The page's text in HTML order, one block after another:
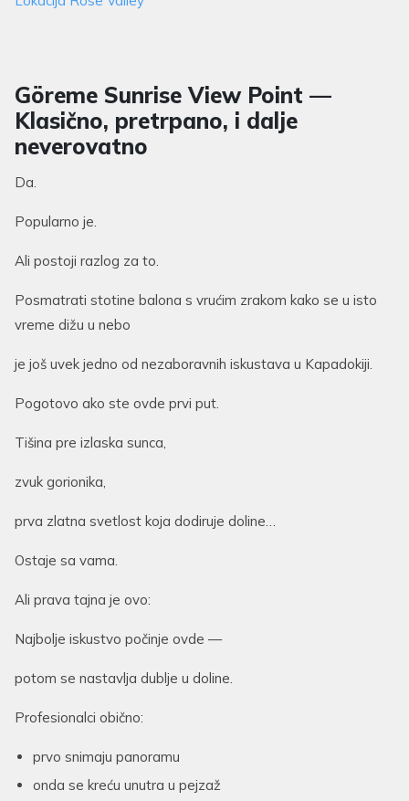
Göreme Sunrise View Point —
Klasično, pretrpano, i dalje
neverovatno
Da.
Popularno je.
Ali postoji razlog za to.
Posmatrati stotine balona s vrućim zrakom kako se u isto
vreme dižu u nebo
je još uvek jedno od nezaboravnih iskustava u Kapadokiji.
Pogotovo ako ste ovde prvi put.
Tišina pre izlaska sunca,
zvuk gorionika,
prva zlatna svetlost koja dodiruje doline…
Ostaje sa vama.
Ali prava tajna je ovo:
Najbolje iskustvo počinje ovde —
potom se nastavlja dublje u doline.
Profesionalci obično:
prvo snimaju panoramu
onda se kreću unutra u pejzaž